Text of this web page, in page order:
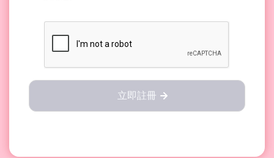
立即註冊